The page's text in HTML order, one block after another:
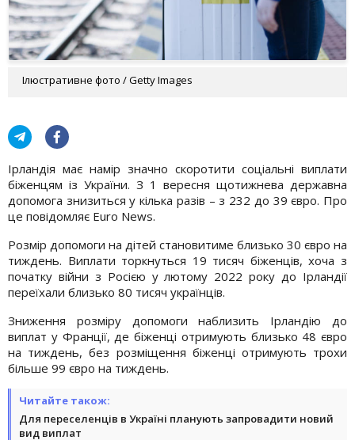
Ілюстративне фото / Getty Images
Ірландія має намір значно скоротити соціальні виплати
біженцям із України. З 1 вересня щотижнева державна
допомога знизиться у кілька разів – з 232 до 39 євро. Про
це повідомляє Euro News.
Розмір допомоги на дітей становитиме близько 30 євро на
тиждень. Виплати торкнуться 19 тисяч біженців, хоча з
початку війни з Росією у лютому 2022 року до Ірландії
переїхали близько 80 тисяч українців.
Зниження розміру допомоги наблизить Ірландію до
виплат у Франції, де біженці отримують близько 48 євро
на тиждень, без розміщення біженці отримують трохи
більше 99 євро на тиждень.
Читайте також:
Для переселенців в Україні планують запровадити новий
вид виплат